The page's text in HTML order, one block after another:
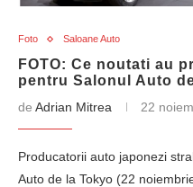
Foto Saloane Auto
FOTO: Ce noutati au
pentru Salonul Auto
de Adrian Mitrea 22
Producatorii auto japonezi
Auto de la Tokyo (22